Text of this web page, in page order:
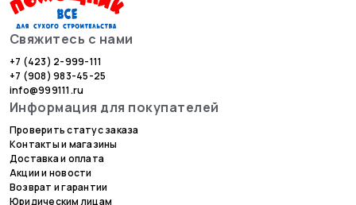
Свяжитесь с нами
+7 (423) 2-999-111
+7 (908) 983-45-25
info@999111.ru
Информация для покупателей
Проверить статус заказа
Контакты и магазины
Доставка и оплата
Акции и новости
Возврат и гарантии
Юридическим лицам